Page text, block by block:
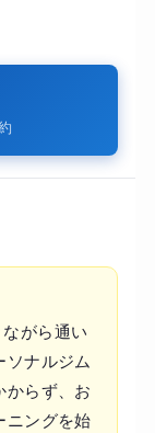
がら通い
ソナルジム
からず、お
ニングを始